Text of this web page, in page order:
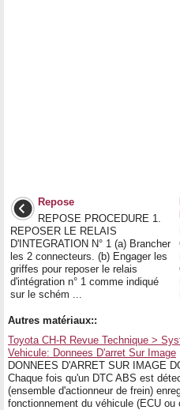
Repose
REPOSE PROCEDURE 1.
REPOSER LE RELAIS
D'INTEGRATION N° 1 (a) Brancher
les 2 connecteurs. (b) Engager les
griffes pour reposer le relais
d'intégration n° 1 comme indiqué
sur le schém ...
Autres matériaux::
Toyota CH-R Revue Technique >
Vehicule: Donnees D'arret Sur Image
DONNEES D'ARRET SUR IMAGE
Chaque fois qu'un DTC ABS est
(ensemble d'actionneur de frein)
fonctionnement du véhicule (ECU